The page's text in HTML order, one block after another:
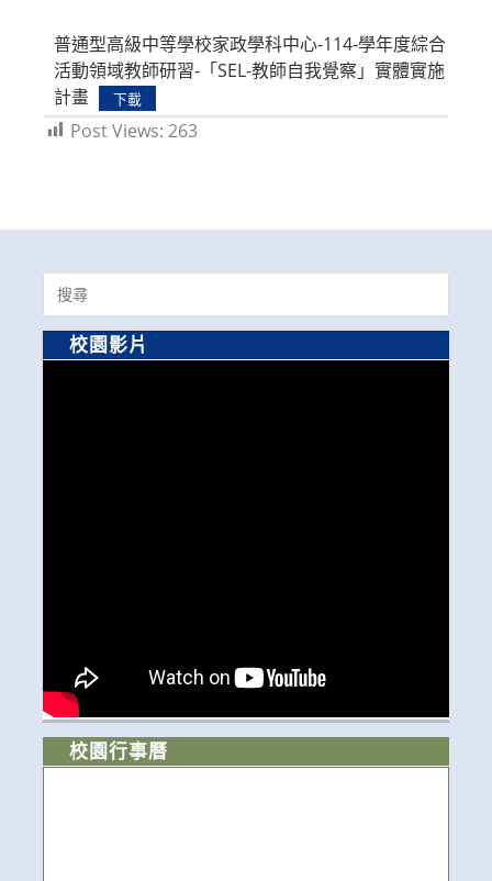
普通型高級中等學校家政學科中心-114-學年度綜合
活動領域教師研習-「SEL-教師自我覺察」實體實施
計畫
下載
Post Views: 263
Search
for:
校園影片
校園行事曆